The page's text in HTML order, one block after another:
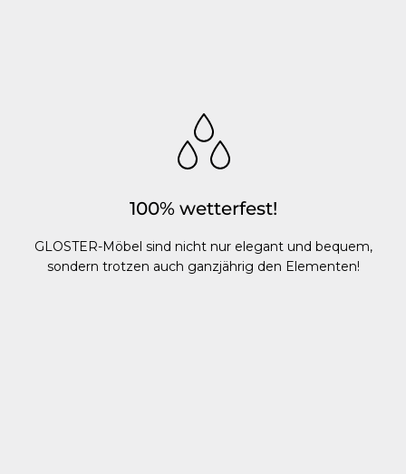
100% wetterfest!
GLOSTER-Möbel sind nicht nur elegant und bequem,
sondern trotzen auch ganzjährig den Elementen!